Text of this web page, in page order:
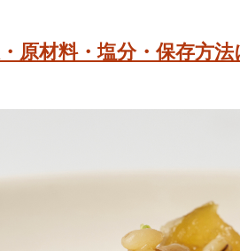
原材料・塩分・保存方